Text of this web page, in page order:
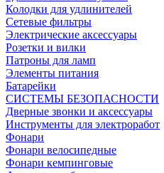
Колодки для удлинителей
Сетевые фильтры
Электрические аксессуары
Розетки и вилки
Патроны для ламп
Элементы питания
Батарейки
СИСТЕМЫ БЕЗОПАСНОСТИ
Дверные звонки и аксессуары
Инструменты для электроработ
Фонари
Фонари велосипедные
Фонари кемпинговые